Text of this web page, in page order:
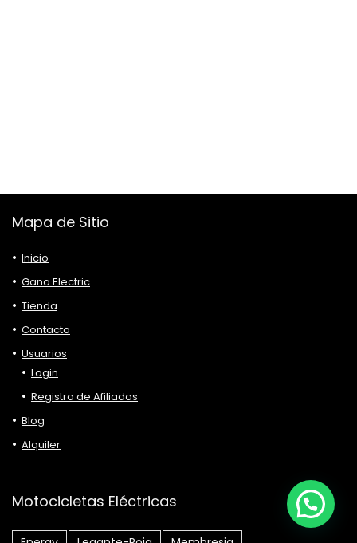
Mapa de Sitio
Inicio
Gana Electric
Tienda
Contacto
Usuarios
Login
Registro de Afiliados
Blog
Alquiler
Motocicletas Eléctricas